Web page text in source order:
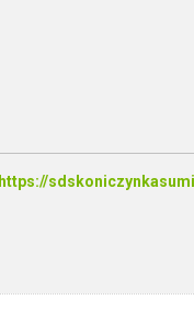
https://